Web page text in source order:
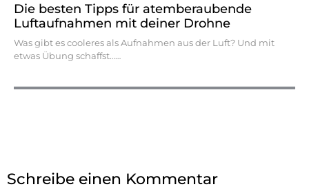
Die besten Tipps für atemberaubende
Luftaufnahmen mit deiner Drohne
Was gibt es cooleres als Aufnahmen aus der Luft? Und mit
etwas Übung schaffst…
Schreibe einen Kommentar